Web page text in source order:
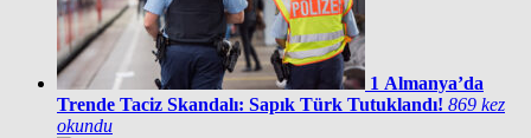
1 Almanya’da
Trende Taciz Skandalı: Sapık Türk Tutuklandı! 869 kez
okundu